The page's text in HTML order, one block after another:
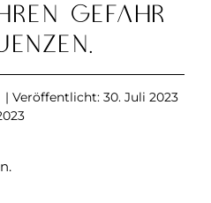
Gefahr
| Veröffentlicht: 30. Juli 2023